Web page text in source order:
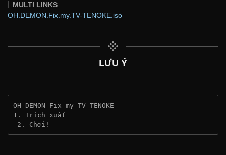
MULTI LINKS
OH.DEMON.Fix.my.TV-TENOKE.iso
LƯU Ý
OH DEMON Fix my TV-TENOKE
1. Trích xuất
2. Chơi!